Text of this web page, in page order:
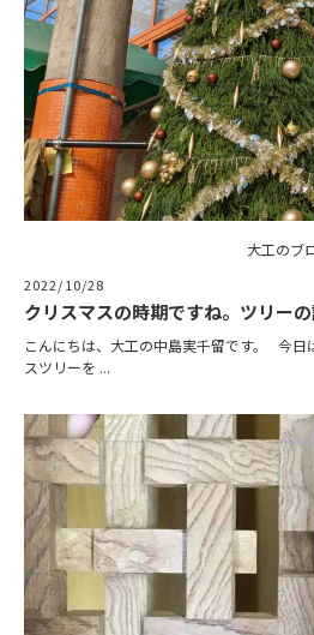
大工のブ
2022/10/28
クリスマスの時期ですね。ツリーの
こんにちは、大工の中島実千留です。 今日
スツリーを ...